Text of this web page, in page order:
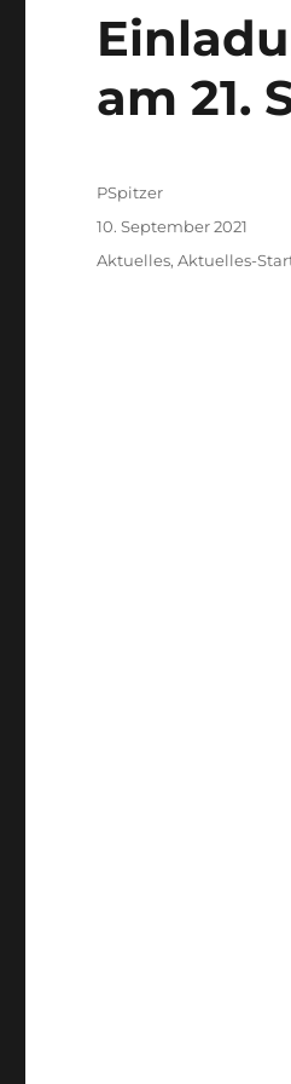
am 21.
Autor
PSpitzer
Veröffentlicht
am
10. September 2021
Kategorien
Aktuelles,Aktuelles-